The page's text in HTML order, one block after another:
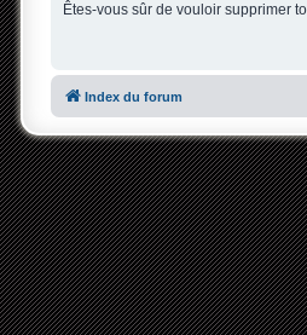
Êtes-vous sûr de vouloir supprimer
Index du forum